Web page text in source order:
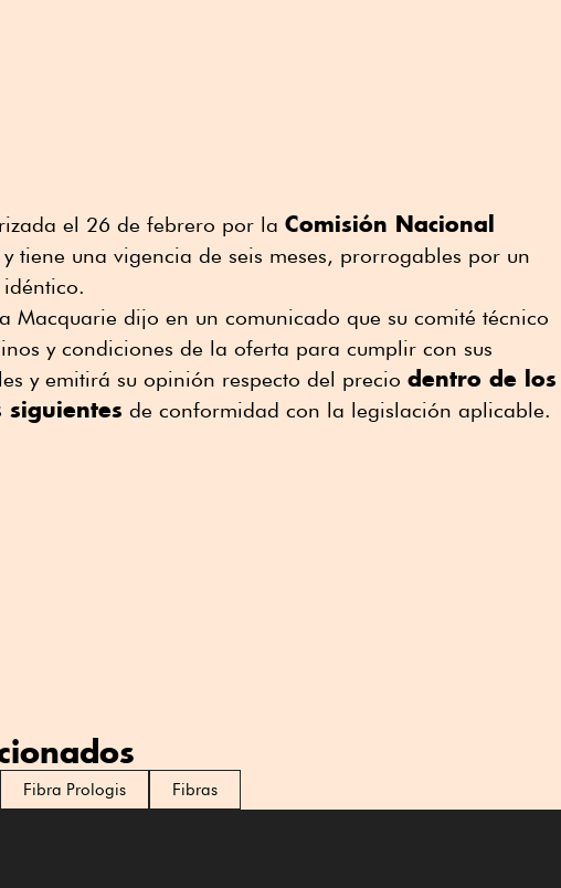
el 26 de febrero por la Comisión Nacional
y tiene una vigencia de seis meses, prorrogables por un
Macquarie dijo ⁠en un ⁠comunicado que su comité técnico
y condiciones de la oferta para cumplir con sus
y emitirá su opinión respecto del precio dentro de los
siguientes de conformidad con la ⁠legislación aplicable.
Fibra Prologis Fibras